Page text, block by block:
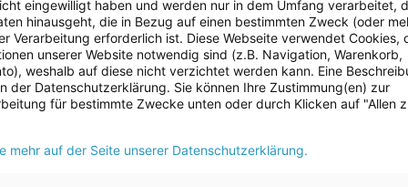
Gestaltung ist genauso bemerkenswert wie der Standort
der Energie AG Tochter ČEVAK a.s., zum
man sich schon zwei Stunden Zeit nehmen.“ Führungen finden
und am Sonntag statt. Die Anzahl der Teilnehmer pro Gruppe
ist empfehlenswert: www.vodarenskavezcb.cz.
eingewilligt haben und werden nur in dem Umfang verarbeitet,
hinausgeht, die in Bezug auf einen bestimmten Zweck (oder
Verarbeitung erforderlich ist. Diese Webseite verwendet Cookies,
unserer Website notwendig sind (z.B. Navigation, Warenkorb,
weshalb auf diese nicht verzichtet werden kann. Eine
der Datenschutzerklärung. Sie können Ihre Zustimmung(en) zur
für bestimmte Zwecke unten oder durch Klicken auf "Allen
mehr auf der Seite unserer Datenschutzerklärung.